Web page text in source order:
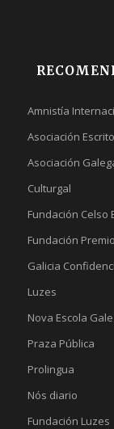
Amnistía
Asociación
Asociación
Culturgal
Fundación Celso
Fundación
Galicia
Luzes
Nova Escola
Praza Pública
Prolingua
Nós diario
Fundación Luzes